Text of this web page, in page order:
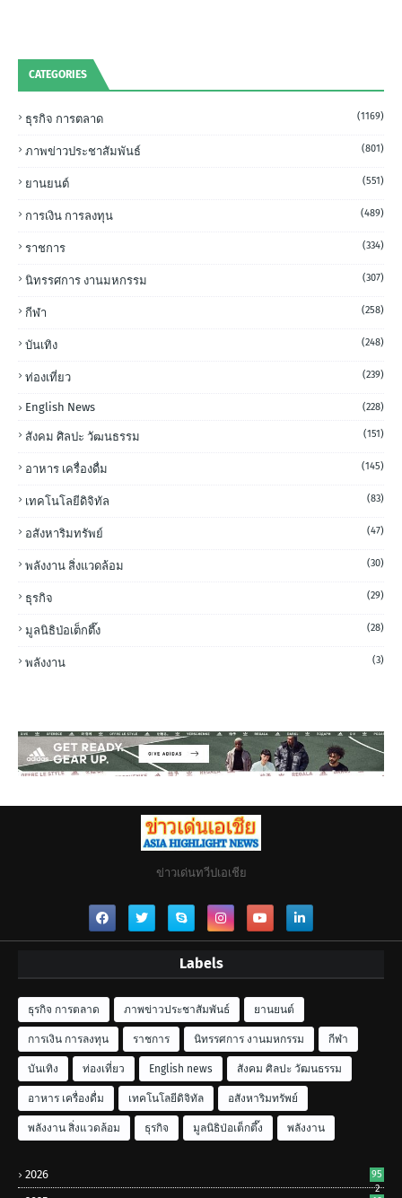
CATEGORIES
ธุรกิจ การตลาด (1169)
ภาพข่าวประชาสัมพันธ์ (801)
ยานยนต์ (551)
การเงิน การลงทุน (489)
ราชการ (334)
นิทรรศการ งานมหกรรม (307)
กีฬา (258)
บันเทิง (248)
ท่องเที่ยว (239)
English News (228)
สังคม ศิลปะ วัฒนธรรม (151)
อาหาร เครื่องดื่ม (145)
เทคโนโลยีดิจิทัล (83)
อสังหาริมทรัพย์ (47)
พลังงาน สิ่งแวดล้อม (30)
ธุรกิจ (29)
มูลนิธิป่อเต็กตึ๊ง (28)
พลังงาน (3)
ข่าวเด่นทวีปเอเชีย
Labels
ธุรกิจ การตลาด ภาพข่าวประชาสัมพันธ์ ยานยนต์
การเงิน การลงทุน ราชการ นิทรรศการ งานมหกรรม กีฬา
บันเทิง ท่องเที่ยว English news สังคม ศิลปะ วัฒนธรรม
อาหาร เครื่องดื่ม เทคโนโลยีดิจิทัล อสังหาริมทรัพย์
พลังงาน สิ่งแวดล้อม ธุรกิจ มูลนิธิป่อเต็กตึ๊ง พลังงาน
2026
95
2